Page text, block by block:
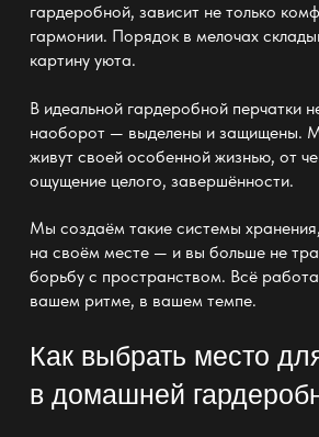
гардеробной, зависит не только
гармонии. Порядок в мелочах
картину уюта.
В идеальной гардеробнойперчатки
наоборот — выделены и защищены.
живут своей особенной жизнью, от
ощущение целого, завершённости.
Мы создаём такие системы хранения
на своём месте — и вы больше не
борьбу с пространством. Всё
вашем ритме, в вашем темпе.
Как выбрать место
в домашней